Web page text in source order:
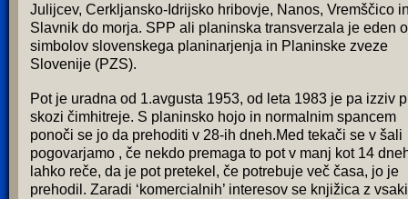
Julijcev, Cerkljansko-Idrijsko hribovje, Nanos, Vremščico
Slavnik do morja. SPP ali planinska transverzala je eden
simbolov slovenskega planinarjenja in Planinske zveze
Slovenije (PZS).
Pot je uradna od 1.avgusta 1953, od leta 1983 je pa izziv
skozi čimhitreje. S planinsko hojo in normalnim spancem
ponoči se jo da prehoditi v 28-ih dneh.Med tekači se v šali
pogovarjamo , če nekdo premaga to pot v manj kot 14
lahko reče, da je pot pretekel, če potrebuje več časa, jo je
prehodil. Zaradi ‘komercialnih’ interesov se knjižica z